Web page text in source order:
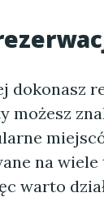
dokonasz
możesz
na
warto